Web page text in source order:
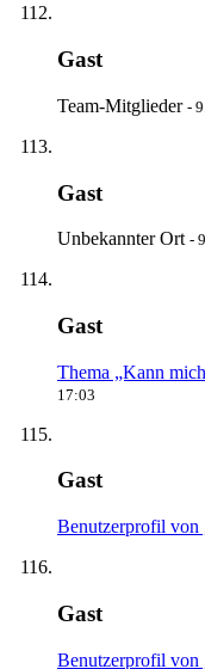
Gast
Team-Mitglieder -
Gast
Unbekannter Ort -
Gast
Thema „Kann
17:03
Gast
Benutzerprofil von
Gast
Benutzerprofil von